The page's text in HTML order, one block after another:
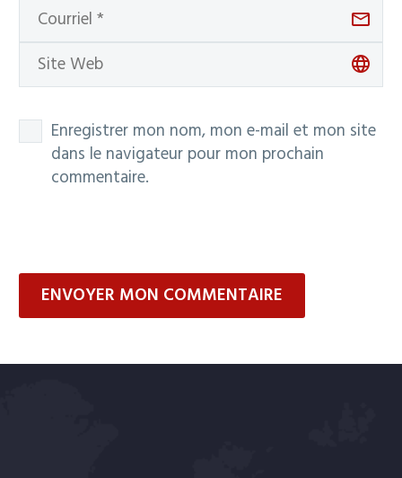
Enregistrer mon nom, mon e-mail et mon site
dans le navigateur pour mon prochain
commentaire.
ENVOYER MON COMMENTAIRE